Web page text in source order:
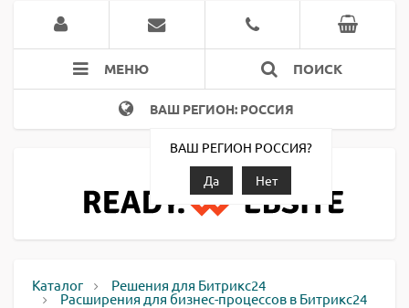
МЕНЮ ПОИСК
ВАШ РЕГИОН: РОССИЯ
ВАШ РЕГИОН РОССИЯ?
Да
Нет
Каталог Решения для Битрикс24
Расширения для бизнес-процессов в Битрикс24